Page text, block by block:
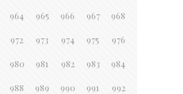
964 965 966 967 968
972 973 974 975 976
980 981 982 983 984
988 989 990 991 992